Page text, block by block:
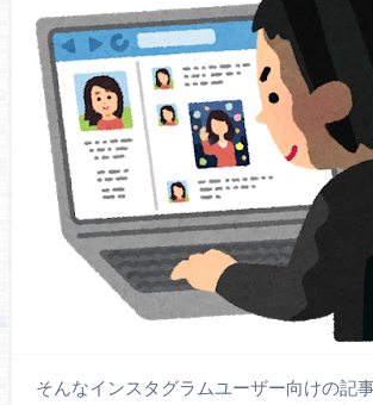
そんなインスタグラムユーザー向けの記